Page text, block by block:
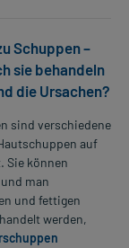
Schuppen –
sie behandeln
die Ursachen?
sind verschiedene
auf
Sie können
man
und fettigen
werden,